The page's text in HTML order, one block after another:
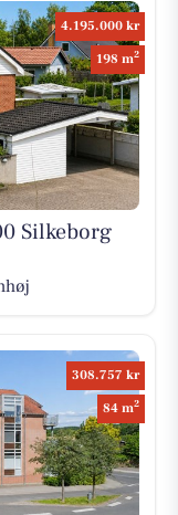
4.195.000 kr
198 m2
Silkeborg
308.757 kr
84 m2